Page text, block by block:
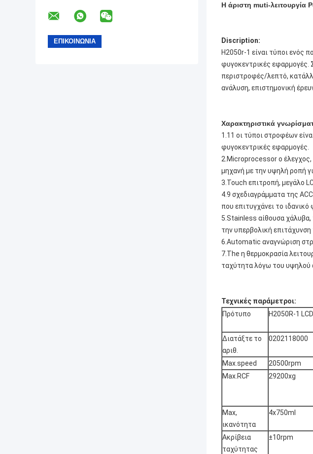
Η άριστη muti-
Discription:
H2050r-1 είναι τύποι ενός
φυγοκεντρικές εφαρμογές.
περιστροφές/λεπτό,
ανάλυση, επιστημονική
Χαρακτηριστικά
1.11 οι τύποι στροφέων
φυγοκεντρικές εφαρμογές.
2.Microprocessor ο έλεγχος,
μηχανή με την υψηλή ροπή
3.Touch επιτροπή, μεγάλο
4.9 σχεδιαγράμματα της
που επιτυγχάνει το
5.Stainless αίθουσα χάλυβα,
την υπερβολική
6.Automatic αναγνώριση
7.The η θερμοκρασία
ταχύτητα λόγω του υψηλού
Τεχνικές παράμετροι:
Πρότυπο
H2050R-1 LCD
Διατάξτε το
αριθ.
0202118000
Max.speed
20500rpm
Max.RCF
29200xg
Max,
ικανότητα
4x750ml
Ακρίβεια
ταχύτητας
±10rpm